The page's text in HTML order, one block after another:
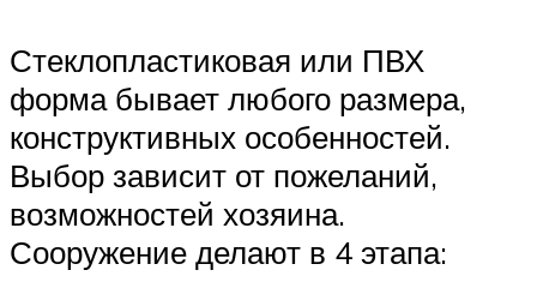
Стеклопластиковая или ПВХ
форма бывает любого размера,
конструктивных особенностей.
Выбор зависит от пожеланий,
возможностей хозяина.
Сооружение делают в 4 этапа: